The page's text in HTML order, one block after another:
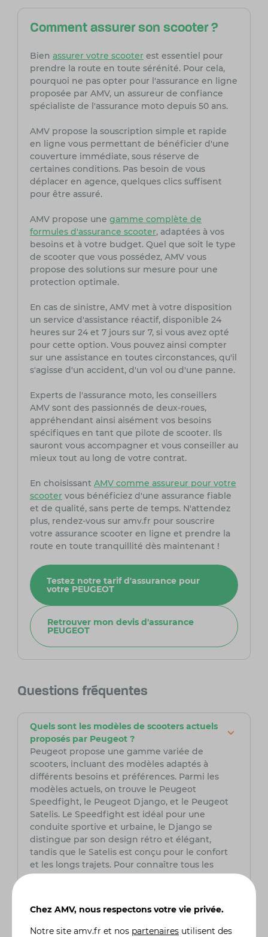
Comment assurer son scooter ?
Bien assurer votre scooterest essentiel pour
prendre la route en toute sérénité. Pour cela,
pourquoi ne pas opter pour l'assurance en ligne
proposée par AMV, un assureur de confiance
spécialiste de l'assurance moto depuis 50 ans.
AMV propose la souscription simple et rapide
en ligne vous permettant de bénéficier d'une
couverture immédiate, sous réserve de
certaines conditions. Pas besoin de vous
déplacer en agence, quelques clics suffisent
pour être assuré.
AMV propose une gamme complète de
formules d'assurance scooter, adaptées à vos
besoins et à votre budget. Quel que soit le type
de scooter que vous possédez, AMV vous
propose des solutions sur mesure pour une
protection optimale.
En cas de sinistre, AMV met à votre disposition
un service d'assistance réactif, disponible 24
heures sur 24 et 7 jours sur 7, si vous avez opté
pour cette option. Vous pouvez ainsi compter
sur une assistance en toutes circonstances, qu'il
s'agisse d'un accident, d'un vol ou d'une panne.
Experts de l'assurance moto, les conseillers
AMV sont des passionnés de deux-roues,
appréhendant ainsi aisément vos besoins
spécifiques en tant que pilote de scooter. Ils
sauront vous accompagner et vous conseiller au
mieux tout au long de votre contrat.
En choisissant AMV comme assureur pour votre
scootervous bénéficiez d'une assurance fiable
et de qualité, sans perte de temps. N'attendez
plus, rendez-vous sur amv.fr pour souscrire
votre assurance scooter en ligne et prendre la
route en toute tranquillité dès maintenant !
Testez notre tarif d'assurance pour
votre PEUGEOT
Retrouver mon devis d'assurance
PEUGEOT
Questions fréquentes
Quels sont les modèles de scooters actuels
proposés par Peugeot ?
Peugeot propose une gamme variée de
scooters, incluant des modèles adaptés à
différents besoins et préférences. Parmi les
modèles actuels, on trouve le Peugeot
Speedfight, le Peugeot Django, et le Peugeot
Satelis. Le Speedfight est idéal pour une
conduite sportive et urbaine, le Django se
distingue par son design rétro et élégant,
tandis que le Satelis est conçu pour le confort
et les longs trajets. Pour connaître tous les
modèles disponibles et leurs caractéristiques
un concessionnaire agréé.
Chez AMV, nous respectons votre vie privée.
Notre site amv.fr et nos partenaires utilisent des